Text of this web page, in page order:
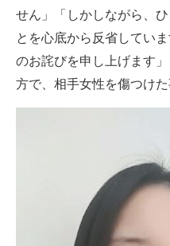
せん」「しかしながら、
とを心底から反省してい
のお詫びを申し上げます
方で、相手女性を傷つけた